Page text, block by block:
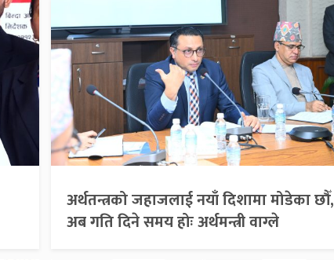
अर्थतन्त्रको जहाजलाई नयाँ दिशामा मोडेका छौँ,
अब गति दिने समय होः अर्थमन्त्री वाग्ले